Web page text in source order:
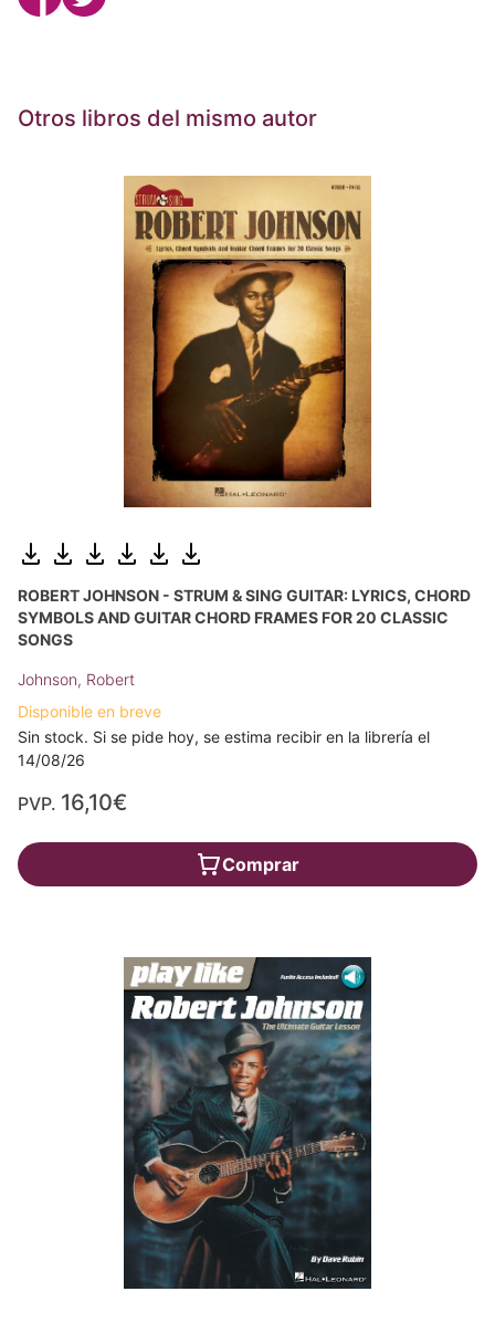
Otros libros del mismo autor
ROBERT JOHNSON - STRUM & SING GUITAR: LYRICS, CHORD
SYMBOLS AND GUITAR CHORD FRAMES FOR 20 CLASSIC
SONGS
Johnson, Robert
Disponible en breve
Sin stock. Si se pide hoy, se estima recibir en la librería el
14/08/26
PVP. 16,10€
Comprar